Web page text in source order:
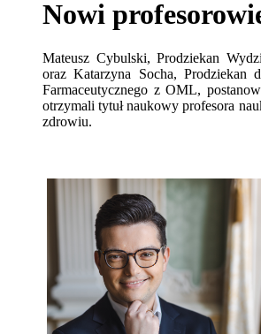
Nowi
Mateusz Cybulski, Prodziekan
oraz Katarzyna Socha, Prodziekan
Farmaceutycznego z OML,
otrzymali tytuł naukowy profesora
zdrowiu.